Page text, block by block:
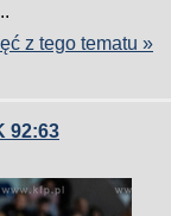
z tego tematu »
92:63